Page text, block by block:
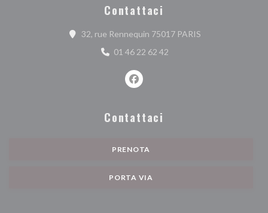
Contattaci
32, rue Rennequin 75017 PARIS((apre una nuova
01 46 22 62 42
Facebook ((apre una nuova
Contattaci
PRENOTA
PORTA VIA